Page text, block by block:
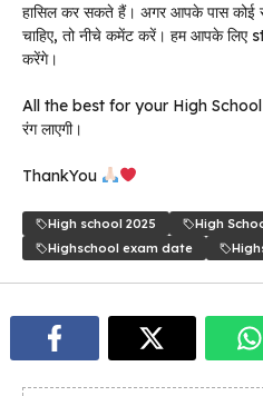
हासिल कर सकते हैं। अगर आपके पास कोई
चाहिए, तो नीचे कमेंट करें। हम आपके
करेंगे।
All the best for your High
रंग लाएगी।
ThankYou
High school 2025
High
Highschool exam date